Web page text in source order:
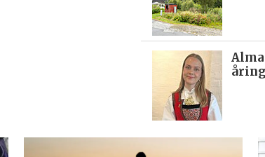
åring